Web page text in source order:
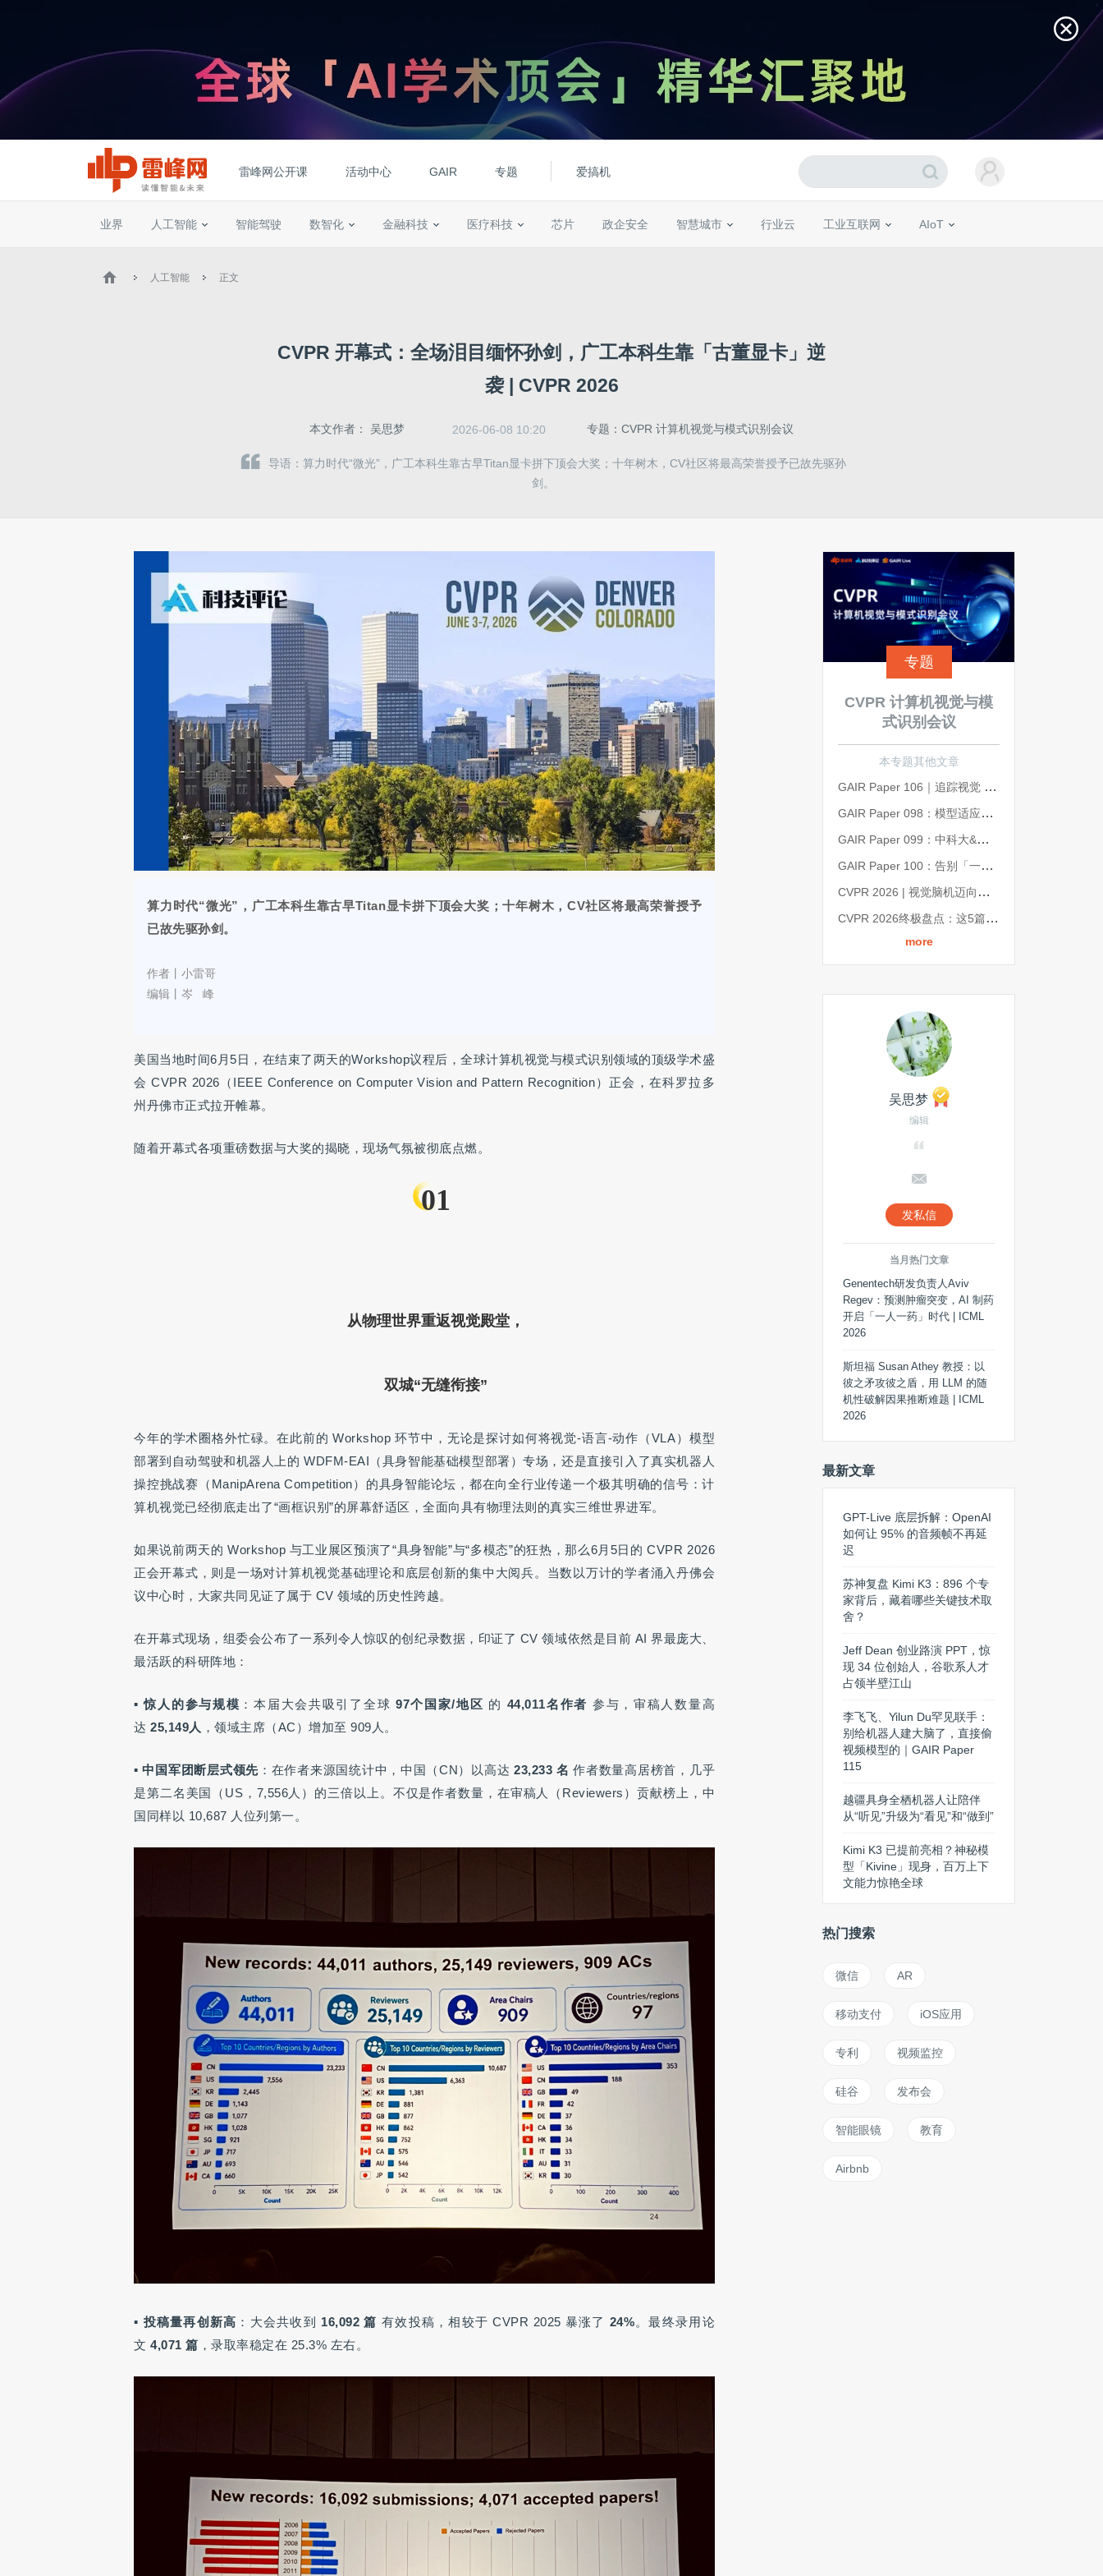
雷峰网公开课 活动中心 GAIR 专题 爱搞机
业界 人工智能 智能驾驶 数智化 金融科技 医疗科技 芯片 政企安全 智慧城市 行业云 工业互联网 AIoT
人工智能 正文
CVPR 开幕式：全场泪目缅怀孙剑，广工本科生靠「古董显卡」逆
袭 | CVPR 2026
本文作者： 吴思梦 2026-06-08 10:20 专题：CVPR 计算机视觉与模式识别会议
导语：算力时代“微光”，广工本科生靠古早Titan显卡拼下顶会大奖；十年树木，CV社区将最高荣誉授予已故先驱孙
剑。
算力时代“微光”，广工本科生靠古早Titan显卡拼下顶会大奖；十年树木，CV社区将最高荣誉授予
已故先驱孙剑。
作者丨小雷哥
编辑丨岑 峰
美国当地时间6月5日，在结束了两天的Workshop议程后，全球计算机视觉与模式识别领域的顶级学术盛
会 CVPR 2026（IEEE Conference on Computer Vision and Pattern Recognition）正会，在科罗拉多
州丹佛市正式拉开帷幕。
随着开幕式各项重磅数据与大奖的揭晓，现场气氛被彻底点燃。
01
从物理世界重返视觉殿堂，
双城“无缝衔接”
今年的学术圈格外忙碌。在此前的 Workshop 环节中，无论是探讨如何将视觉-语言-动作（VLA）模型
部署到自动驾驶和机器人上的 WDFM-EAI（具身智能基础模型部署）专场，还是直接引入了真实机器人
操控挑战赛（ManipArena Competition）的具身智能论坛，都在向全行业传递一个极其明确的信号：计
算机视觉已经彻底走出了“画框识别”的屏幕舒适区，全面向具有物理法则的真实三维世界进军。
如果说前两天的 Workshop 与工业展区预演了“具身智能”与“多模态”的狂热，那么6月5日的 CVPR 2026
正会开幕式，则是一场对计算机视觉基础理论和底层创新的集中大阅兵。当数以万计的学者涌入丹佛会
议中心时，大家共同见证了属于 CV 领域的历史性跨越。
在开幕式现场，组委会公布了一系列令人惊叹的创纪录数据，印证了 CV 领域依然是目前 AI 界最庞大、
最活跃的科研阵地：
▪惊人的参与规模 ：本届大会共吸引了全球97个国家/地区 的 44,011名作者 参与，审稿人数量高
达 25,149人 ，领域主席（AC）增加至 909人。
▪中国军团断层式领先 ：在作者来源国统计中，中国（CN）以高达23,233 名 作者数量高居榜首，几乎
是第二名美国（US，7,556人）的三倍以上。不仅是作者数量，在审稿人（Reviewers）贡献榜上，中
国同样以 10,687 人位列第一。
▪ 投稿量再创新高 ：大会共收到 16,092 篇 有效投稿，相较于 CVPR 2025 暴涨了 24%。最终录用论
文 4,071 篇 ，录取率稳定在 25.3% 左右。
专题
CVPR 计算机视觉与模
式识别会议
本专题其他文章
GAIR Paper 106｜追踪视觉 Token 的演化轨迹，实现无损压缩与 60% 推理加速｜CVPR 2026
GAIR Paper 098：模型适应性研究盘点：从保留旧知识，到适应真实世界 | CVPR 2026
GAIR Paper 099：中科大&智象未来：强模型打底、轻模型精修，重塑视频超分体验丨CVPR 2026
GAIR Paper 100：告别「一属性一训练」，美图&北交大提出统一属性编辑框架 All-in-One Slider | CVPR 202
CVPR 2026 | 视觉脑机迈向双向交互！神经流模型 NeuroFlow 打通视觉与神经的双向通道
CVPR 2026终极盘点：这5篇论文、1个演讲、3个展台，藏着计算机视觉下一个十年的答案
more
吴思梦
编辑
发私信
当月热门文章
Genentech研发负责人Aviv
Regev：预测肿瘤突变，AI 制药
开启「一人一药」时代 | ICML
2026
斯坦福 Susan Athey 教授：以
彼之矛攻彼之盾，用 LLM 的随
机性破解因果推断难题 | ICML
2026
最新文章
GPT-Live 底层拆解：OpenAI
如何让 95% 的音频帧不再延
迟
苏神复盘 Kimi K3：896 个专
家背后，藏着哪些关键技术取
舍？
Jeff Dean 创业路演 PPT，惊
现 34 位创始人，谷歌系人才
占领半壁江山
李飞飞、Yilun Du罕见联手：
别给机器人建大脑了，直接偷
视频模型的｜GAIR Paper
115
越疆具身全栖机器人让陪伴
从“听见”升级为“看见”和“做到”
Kimi K3 已提前亮相？神秘模
型「Kivine」现身，百万上下
文能力惊艳全球
热门搜索
微信 AR
移动支付 iOS应用
专利 视频监控
硅谷 发布会
智能眼镜 教育
Airbnb